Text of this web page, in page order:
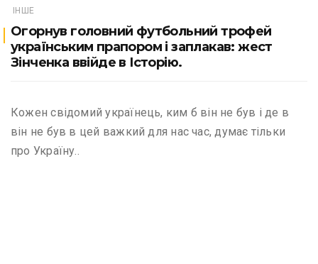
ІНШЕ
Огорнув головний футбольний трофей
українським прапором і заплакав: жест
Зінченка ввійде в Історію.
Кожен свідомий українець, ким б він не був і де в
він не був в цей важкий для нас час, думає тільки
про Україну..